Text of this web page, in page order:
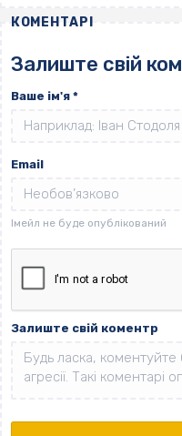
КОМЕНТАРІ
Залиште свій
Ваше ім'я *
Email
Залиште свій коментр